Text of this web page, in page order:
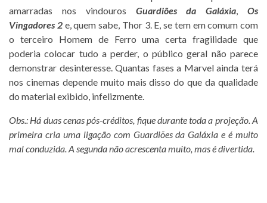
amarradas nos vindouros Guardiões da Galáxia,Os
Vingadores 2e, quem sabe, Thor 3. E, se tem em comum com
o terceiro Homem de Ferro uma certa fragilidade que
poderia colocar tudo a perder, o público geral não parece
demonstrar desinteresse. Quantas fases a Marvel ainda terá
nos cinemas depende muito mais disso do que da qualidade
do material exibido, infelizmente.
Obs.: Há duas cenas pós-créditos, fique durante toda a projeção. A
primeira cria uma ligação com Guardiões da Galáxia e é muito
mal conduzida. A segunda não acrescenta muito, mas é divertida.